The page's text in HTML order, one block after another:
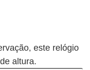
este relógio
altura.